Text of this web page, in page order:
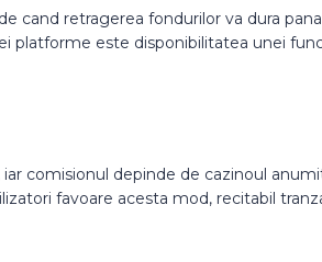
cand retragerea fondurilor va dura
platforme este disponibilitatea unei
comisionul depinde de cazinoul
favoare acesta mod, recitabil